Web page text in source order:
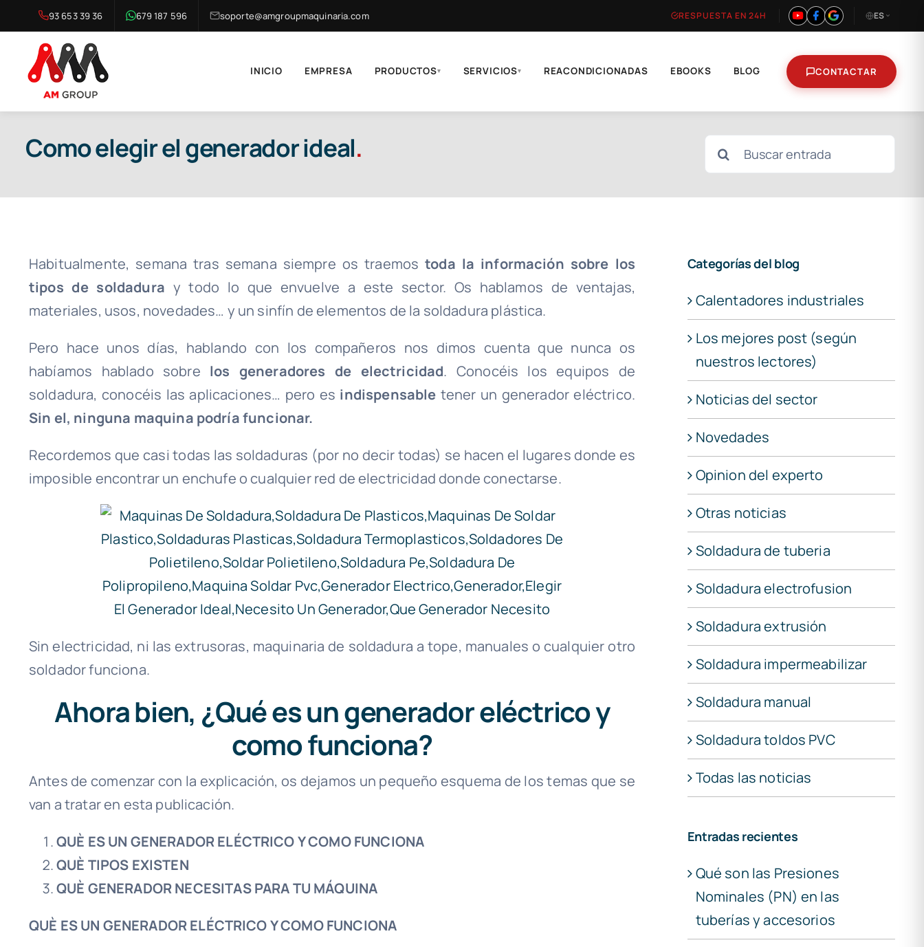
al
contenido
93 653 39 36 679 187 596 soporte@amgroupmaquinaria.com RESPUESTA EN 24H ES
INICIO EMPRESA PRODUCTOS▾ SERVICIOS▾ REACONDICIONADAS EBOOKS BLOG CONTACTAR
Como elegir el generador ideal. Buscar:
Habitualmente, semana tras semana siempre os traemostoda la información sobre los
tipos de soldadura y todo lo que envuelve a este sector. Os hablamos de ventajas,
materiales, usos, novedades… y un sinfín de elementos de la soldadura plástica.
Pero hace unos días, hablando con los compañeros nos dimos cuenta que nunca os
habíamos hablado sobre los generadores de electricidad. Conocéis los equipos de
soldadura, conocéis las aplicaciones… pero es indispensable tener un generador eléctrico.
Sin el, ninguna maquina podría funcionar.
Recordemos que casi todas las soldaduras (por no decir todas) se hacen el lugares donde es
imposible encontrar un enchufe o cualquier red de electricidad donde conectarse.
Sin electricidad, ni las extrusoras, maquinaria de soldadura a tope, manuales o cualquier otro
soldador funciona.
Ahora bien, ¿Qué es un generador eléctrico y
como funciona?
Antes de comenzar con la explicación, os dejamos un pequeño esquema de los temas que se
van a tratar en esta publicación.
QUÈ ES UN GENERADOR ELÉCTRICO Y COMO FUNCIONA
QUÈ TIPOS EXISTEN
QUÈ GENERADOR NECESITAS PARA TU MÁQUINA
QUÈ ES UN GENERADOR ELÉCTRICO Y COMO FUNCIONA
Categorías del blog
Calentadores industriales
Los mejores post (según
nuestros lectores)
Noticias del sector
Novedades
Opinion del experto
Otras noticias
Soldadura de tuberia
Soldadura electrofusion
Soldadura extrusión
Soldadura impermeabilizar
Soldadura manual
Soldadura toldos PVC
Todas las noticias
Entradas recientes
Qué son las Presiones
Nominales (PN) en las
tuberías y accesorios